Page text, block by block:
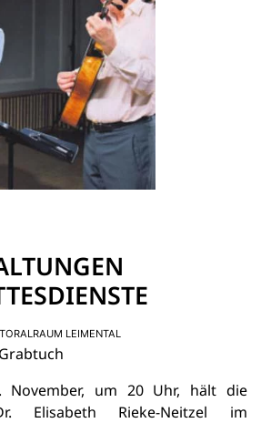
LEIMENTAL
November, um 20 Uhr, hält die
Elisabeth Rieke-Neitzel im